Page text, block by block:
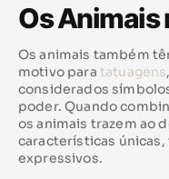
Os Animais
Os animais também
motivo para tatuagens
considerados
poder. Quando
os animais trazem ao
características
expressivos.